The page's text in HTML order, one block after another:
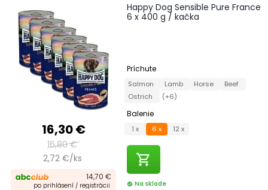
16,30 €
16,80 €
2,72 €/ks
14,70 €
po prihlásení / registrácii
Happy Dog Sensible Pure France
6 x 400 g / kačka
Príchute
Salmon Lamb Horse
Beef
Ostrich
(+6)
Balenie
1 x 6 x 12 x
shopping_cart
check_circle Na sklade